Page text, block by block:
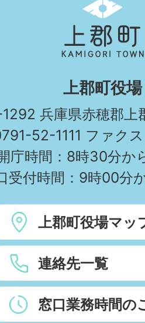
郡
町
KAMIGORI
TOWN
上郡町役場
兵庫県赤穂郡上
52-1111 ファク
庁時間：8時30分か
受付時間：9時00分
上郡町役場マッ
連絡先一覧
窓口業務時間の